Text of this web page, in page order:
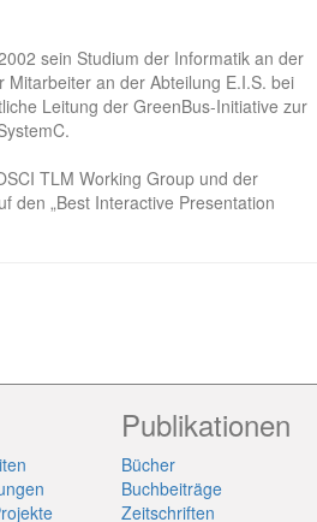
sein Studium der Informatik an der
an der Abteilung E.I.S. bei
Leitung der GreenBus-Initiative zur
TLM Working Group und der
den „Best Interactive Presentation
Publikationen
Bücher
Buchbeiträge
Zeitschriften